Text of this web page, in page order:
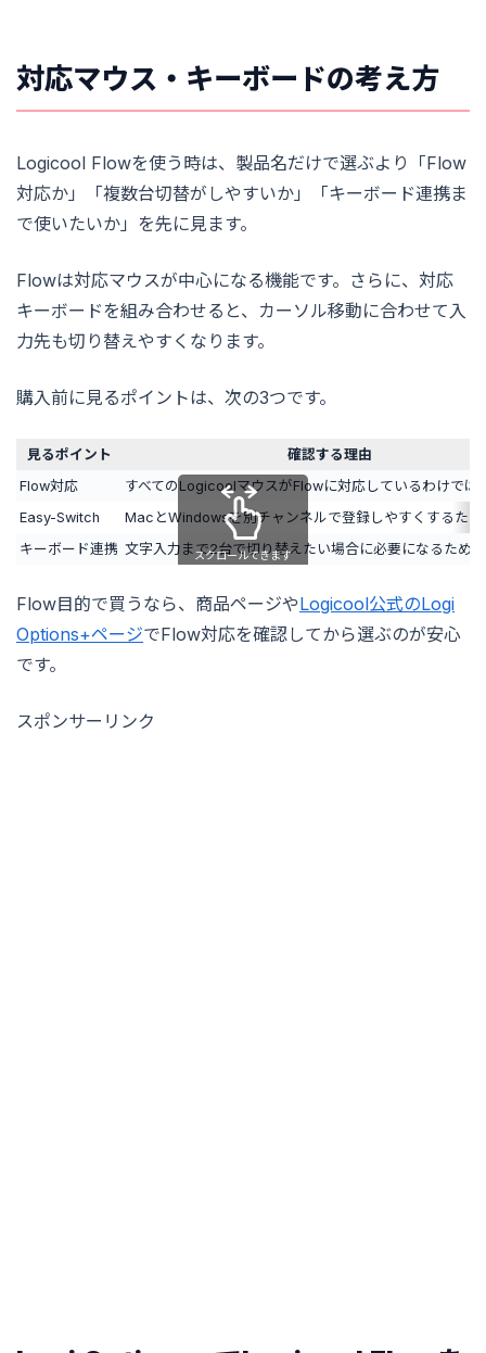
対応マウス・キーボードの考え方
Logicool Flowを使う時は、製品名だけで選ぶより「Flow
対応か」「複数台切替がしやすいか」「キーボード連携ま
で使いたいか」を先に見ます。
Flowは対応マウスが中心になる機能です。さらに、対応
キーボードを組み合わせると、カーソル移動に合わせて入
力先も切り替えやすくなります。
購入前に見るポイントは、次の3つです。
見るポイント
確認する理由
Flow対応
すべてのLogicoolマウスがFlowに対応しているわけでは
Easy-Switch
MacとWindowsを別チャンネルで登録しやすくするため
キーボード連携 文字入力まで2台で切り替えたい場合に必要になるため
スクロールできます
Flow目的で買うなら、商品ページやLogicool公式のLogi
Options+ページでFlow対応を確認してから選ぶのが安心
です。
スポンサーリンク